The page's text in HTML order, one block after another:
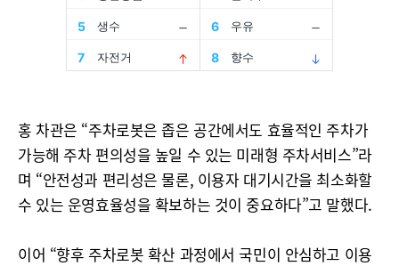
홍 차관은 “주차로봇은 좁은 공간에서도 효율적인 주차가
가능해 주차 편의성을 높일 수 있는 미래형 주차서비스”라
며 “안전성과 편리성은 물론, 이용자 대기시간을 최소화할
수 있는 운영효율성을 확보하는 것이 중요하다”고 말했다.
이어 “향후 주차로봇 확산 과정에서 국민이 안심하고 이용